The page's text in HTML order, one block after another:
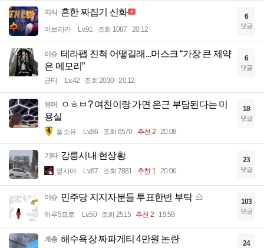
지식 흔한 짜집기 신화
아브라카 Lv.91 조회 1087 20:12
6
댓글
이슈 테라팹 진척 어떻길래...머스크 “가장 큰 제약
은 메모리”
균터 Lv.42 조회 2030 20:12
6
댓글
유머
ㅇㅎㅂ? 여친이랑 가면 은근 부담된다는 미
용실
풀소유 Lv.86 조회 6570 추천 2 20:08
18
댓글
기타 강릉시내 현상황
옆사마 Lv.87 조회 7881 추천 1 20:06
23
댓글
이슈 민주당 지지자분들 투표한번 부탁
하루5프로 Lv.50 조회 2515 추천 2 19:59
103
댓글
계층 해수욕장 짜파게티 4만원 논란 24